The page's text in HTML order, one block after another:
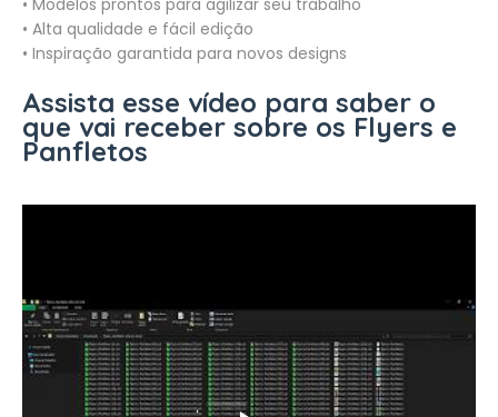
• Alta qualidade e fácil edição
• Inspiração garantida para novos designs
Assista esse vídeo para saber o
que vai receber sobre os Flyers e
Panfletos